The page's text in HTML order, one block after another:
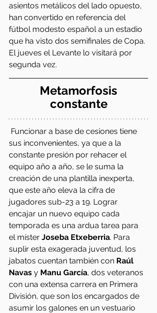
asientos metálicos del lado opuesto,
han convertido en referencia del
fútbol modesto español a un estadio
que ha visto dos semifinales de Copa.
El jueves el Levante lo visitará por
segunda vez.
constante
sus inconvenientes, ya que a la
constante presión por rehacer el
equipo año a año, se le suma la
creación de una plantilla inexperta,
que este año eleva la cifra de
jugadores sub-23 a 19. Lograr
encajar un nuevo equipo cada
temporada es una ardua tarea para
el míster Joseba Etxeberria. Para
suplir esta exagerada juventud, los
jabatos cuentan también con Raúl
Navas y Manu García, dos veteranos
con una extensa carrera en Primera
División, que son los encargados de
asumir los galones en un vestuario